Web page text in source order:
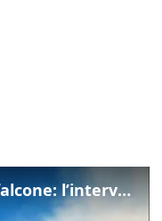
Incendio tra Duino e Monfalcone: l’intervento dei vigili del fuoco